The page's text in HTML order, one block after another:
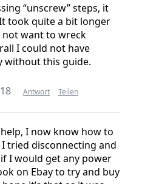
“unscrew” steps, it
It took quite a bit longer
not want to wreck
I could not have
without this guide.
Antwort Teilen
I now know how to
tried disconnecting and
I would get any power
on Ebay to try and buy